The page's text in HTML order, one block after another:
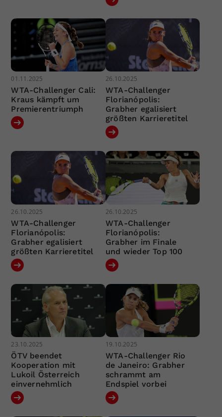
01.11.2025
WTA-Challenger Cali:
Kraus kämpft um
Premierentriumph
26.10.2025
WTA-Challenger
Florianópolis:
Grabher egalisiert
größten Karrieretitel
26.10.2025
WTA-Challenger
Florianópolis:
Grabher egalisiert
größten Karrieretitel
26.10.2025
WTA-Challenger
Florianópolis:
Grabher im Finale
und wieder Top 100
23.10.2025
ÖTV beendet
Kooperation mit
Lukoil Österreich
einvernehmlich
19.10.2025
WTA-Challenger Rio
de Janeiro: Grabher
schrammt am
Endspiel vorbei